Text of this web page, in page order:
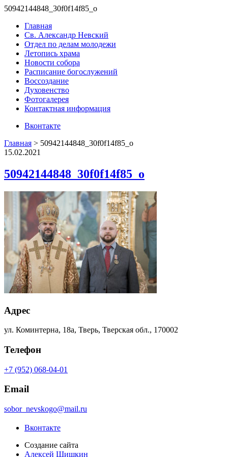
50942144848_30f0f14f85_o
Главная
Св. Александр Невский
Отдел по делам молодежи
Летопись храма
Новости собора
Расписание богослужений
Воссоздание
Духовенство
Фотогалерея
Контактная информация
Вконтакте
Главная > 50942144848_30f0f14f85_o
15.02.2021
50942144848_30f0f14f85_o
Адрес
ул. Коминтерна, 18а, Тверь, Тверская обл., 170002
Телефон
+7 (952) 068-04-01
Email
sobor_nevskogo@mail.ru
Вконтакте
Создание сайта
Алексей Шишкин